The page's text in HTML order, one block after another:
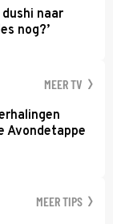
naar
nog?’
MEER TV
Avondetappe
MEER TIPS